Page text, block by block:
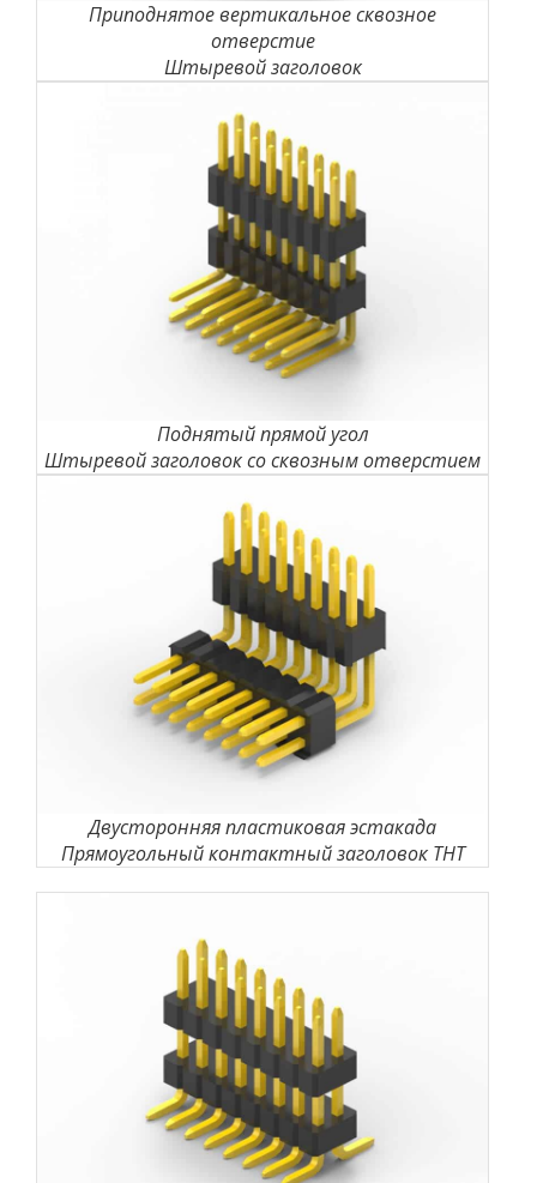
Приподнятое вертикальное сквозное
отверстие
Штыревой заголовок
Поднятый прямой угол
Штыревой заголовок со сквозным отверстием
Двусторонняя пластиковая эстакада
Прямоугольный контактный заголовок THT